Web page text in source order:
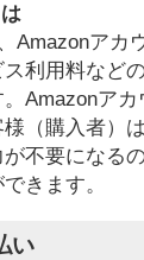
Amazonアカ
ス利用料など
Amazonア
（購入者）
不要になる
きます。
い